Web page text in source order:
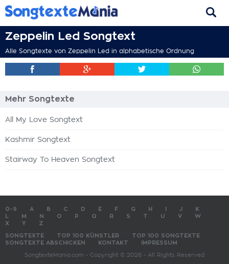
Zeppelin Led Songtext
Alle Songtexte von Zeppelin Led in alphabetische Ordnung
Mehr Songtexte
All My Love Songtext
Kashmir Songtext
Stairway To Heaven Songtext
0-9 A B C D E F G H J
K
M N O P Q R S T U V
W
X
Y Z
SONGTEXTE TOP 100 KÜNSTLER
TOP 100 SONGTEXTE
SONGTEXTE ABSCHICKEN
KONTAKT IMPRESSUM
SongtexteMania.com - Copyright © 2026 - All Rights Reserved